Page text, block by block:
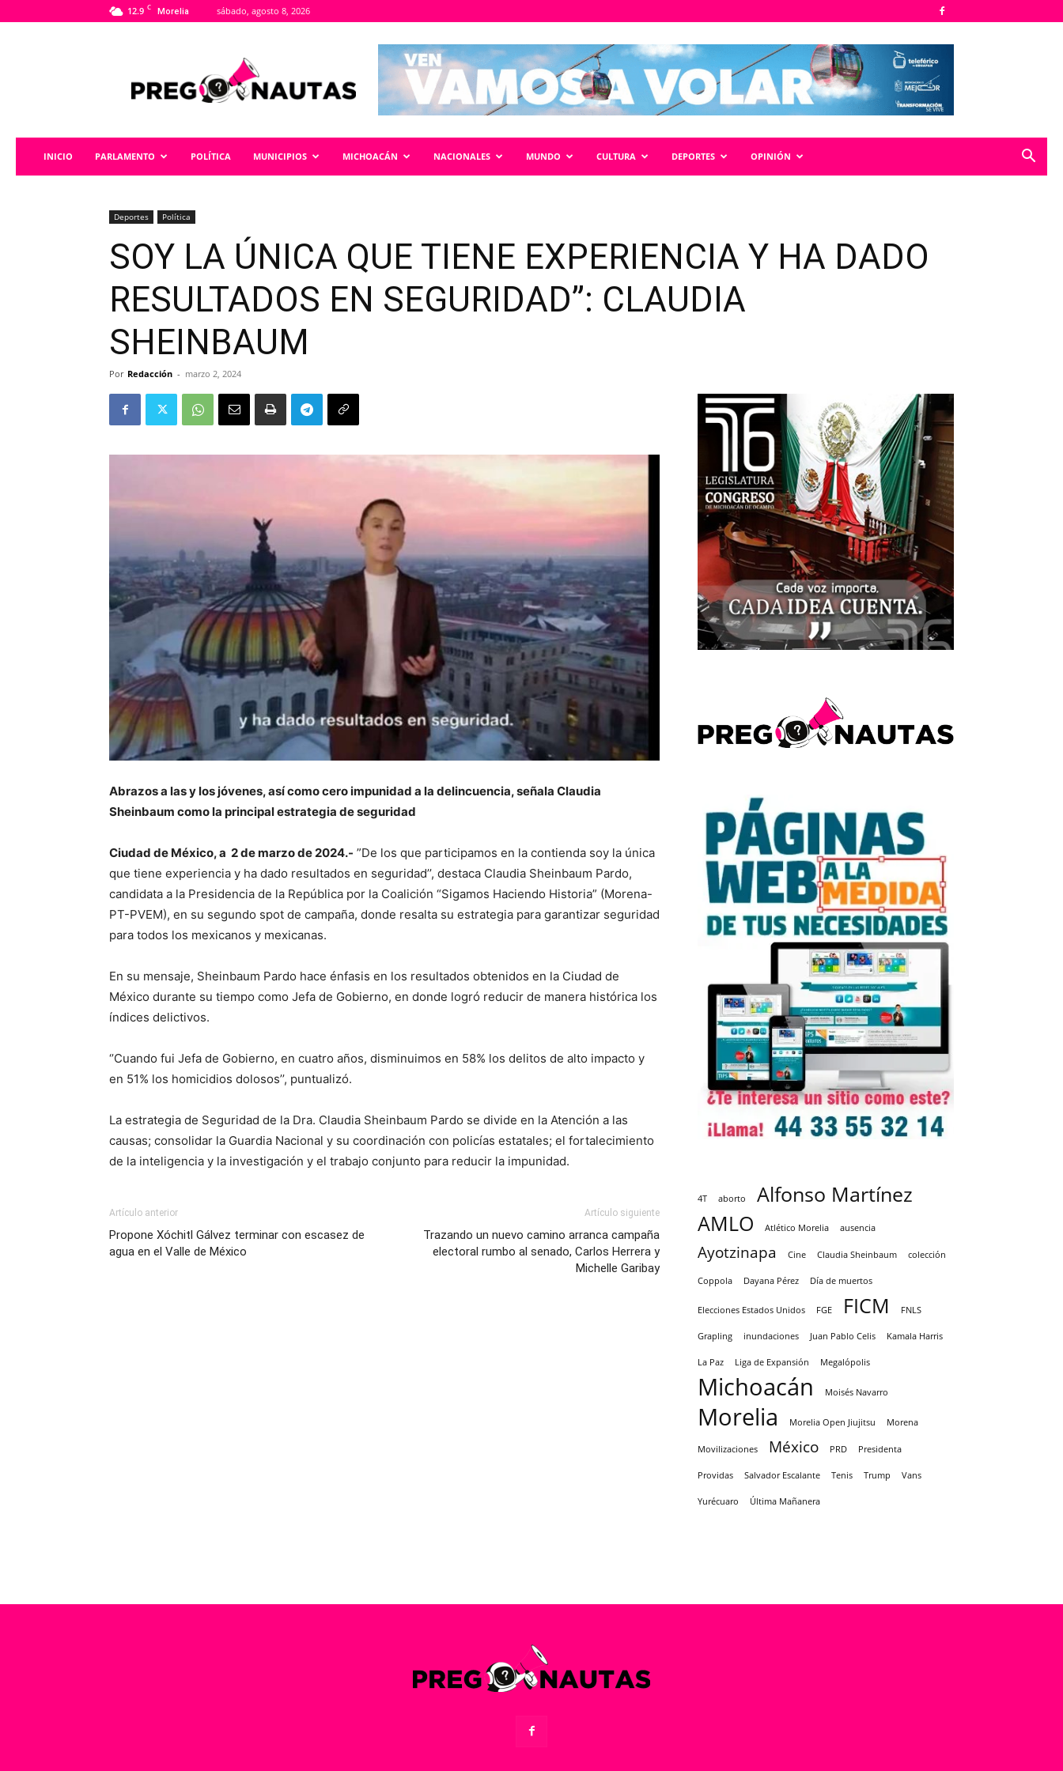
12.9 C Morelia sábado, agosto 8, 2026
INICIO PARLAMENTO POLÍTICA MUNICIPIOS MICHOACÁN NACIONALES MUNDO CULTURA DEPORTES OPINIÓN
Deportes Política
SOY LA ÚNICA QUE TIENE EXPERIENCIA Y HA DADO
RESULTADOS EN SEGURIDAD”: CLAUDIA
SHEINBAUM
Por Redacción - marzo 2, 2024
Abrazos a las y los jóvenes, así como cero impunidad a la delincuencia, señala Claudia
Sheinbaum como la principal estrategia de seguridad
Ciudad de México, a 2 de marzo de 2024.- ”De los que participamos en la contienda soy la única
que tiene experiencia y ha dado resultados en seguridad’’, destaca Claudia Sheinbaum Pardo,
candidata a la Presidencia de la República por la Coalición “Sigamos Haciendo Historia” (Morena-
PT-PVEM), en su segundo spot de campaña, donde resalta su estrategia para garantizar seguridad
para todos los mexicanos y mexicanas.
En su mensaje, Sheinbaum Pardo hace énfasis en los resultados obtenidos en la Ciudad de
México durante su tiempo como Jefa de Gobierno, en donde logró reducir de manera histórica los
índices delictivos.
‘’Cuando fui Jefa de Gobierno, en cuatro años, disminuimos en 58% los delitos de alto impacto y
en 51% los homicidios dolosos’’, puntualizó.
La estrategia de Seguridad de la Dra. Claudia Sheinbaum Pardo se divide en la Atención a las
causas; consolidar la Guardia Nacional y su coordinación con policías estatales; el fortalecimiento
de la inteligencia y la investigación y el trabajo conjunto para reducir la impunidad.
Artículo anterior
Propone Xóchitl Gálvez terminar con escasez de
agua en el Valle de México
Artículo siguiente
Trazando un nuevo camino arranca campaña
electoral rumbo al senado, Carlos Herrera y
Michelle Garibay
4T aborto
Alfonso Martínez
AMLO
Atlético Morelia ausencia
Ayotzinapa Cine Claudia Sheinbaum colección
Coppola Dayana Pérez Día de muertos
Elecciones Estados Unidos FGE FICM FNLS
Grapling inundaciones Juan Pablo Celis Kamala Harris
La Paz Liga de Expansión Megalópolis
Michoacán Moisés Navarro
Morelia Morelia Open Jiujitsu Morena
Movilizaciones México PRD Presidenta
Providas Salvador Escalante Tenis Trump Vans
Yurécuaro Última Mañanera